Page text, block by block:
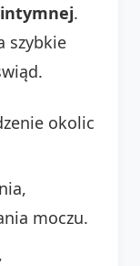
.
szybkie
okolic
moczu.